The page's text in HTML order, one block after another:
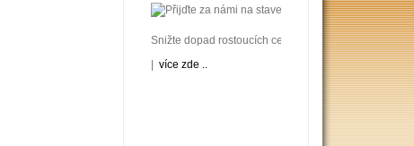
Snižte dopad rostoucích cen energií na váš rodinný
více zde ..